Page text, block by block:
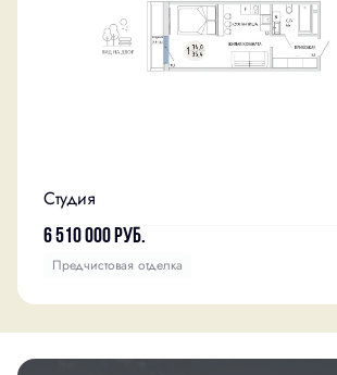
Студия
6 510 000руб.
Предчистовая отделка